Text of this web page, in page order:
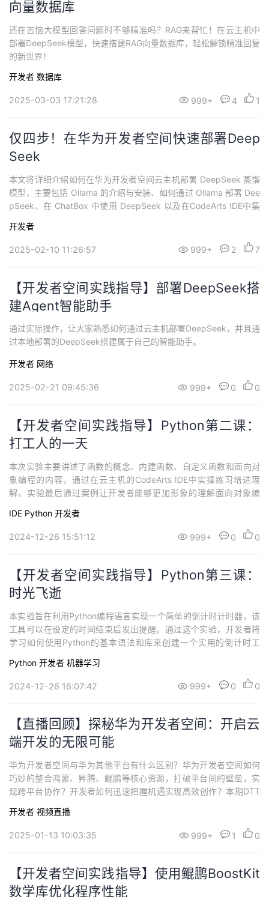
向量数据库
还在苦恼大模型回答问题时不够精准吗？RAG来帮忙！在云主机中
部署DeepSeek模型，快速搭建RAG向量数据库，轻松解锁精准回复
的新世界！
开发者 数据库
2025-03-03 17:21:28 999+ 4 1
仅四步！在华为开发者空间快速部署Deep
Seek
本文将详细介绍如何在华为开发者空间云主机部署 DeepSeek 蒸馏
模型，主要包括 Ollama 的介绍与安装、如何通过 Ollama 部署 Dee
pSeek、在 ChatBox 中使用 DeepSeek 以及在CodeArts IDE中集
开发者
2025-02-10 11:26:57 999+ 2 7
【开发者空间实践指导】部署DeepSeek搭
建Agent智能助手
通过实际操作，让大家熟悉如何通过云主机部署DeepSeek，并且通
过本地部署的DeepSeek搭建属于自己的智能助手。
开发者 网络
2025-02-21 09:45:36 999+ 0 0
【开发者空间实践指导】Python第二课：
打工人的一天
本次实验主要讲述了函数的概念、内建函数、自定义函数和面向对
象编程的内容，通过在云主机的CodeArts IDE中实操练习增进理
解。实验最后通过案例让开发者能够更加形象的理解面向对象编
IDE Python 开发者
2024-12-26 15:51:12 999+ 0 0
【开发者空间实践指导】Python第三课：
时光飞逝
本实验旨在利用Python编程语言实现一个简单的倒计时计时器，该
工具可以在设定的时间结束后发出提醒。通过这个实验，开发者将
学习如何使用Python的基本语法和库来创建一个实用的倒计时工
Python 开发者 机器学习
2024-12-26 16:07:42 999+ 0 0
【直播回顾】探秘华为开发者空间：开启云
端开发的无限可能
华为开发者空间与华为其他平台有什么区别？华为开发者空间如何
巧妙的整合鸿蒙、昇腾、鲲鹏等核心资源，打破平台间的壁垒，实
现跨平台协作？开发者如何迅速把握机遇实现高效创作？本期DTT
wei、华为开发者空间产品总监 Edwin、华为云中国区开发者生态总
监 James，听听他们对华为开发者空间有哪些看法。
开发者 视频直播
2025-01-13 10:03:35 999+ 1 0
【开发者空间实践指导】使用鲲鹏BoostKit
数学库优化程序性能